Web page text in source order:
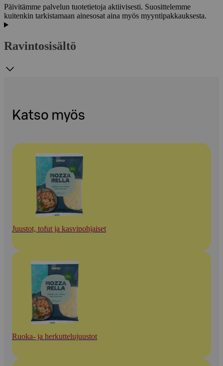
Päivitämme palvelun tuotetietoja aktiivisesti. Suosittelemme
kuitenkin tarkistamaan ainesosat aina myös myyntipakkauksesta.
Ravintosisältö
Katso myös
Juustot, tofut ja kasvipohjaiset
Ruoka- ja herkuttelujuustot